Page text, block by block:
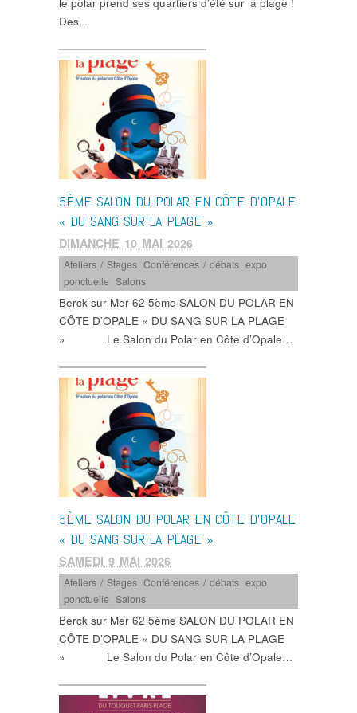
Des…
5ÈME SALON DU POLAR EN CÔTE D’OPALE
« DU SANG SUR LA PLAGE »
DIMANCHE 10 MAI 2026
Ateliers / Stages ,Conférences / débats ,expo
ponctuelle ,Salons
Berck sur Mer 62 5ème SALON DU POLAR EN
CÔTE D’OPALE « DU SANG SUR LA PLAGE
» Le Salon du Polar en Côte d’Opale…
5ÈME SALON DU POLAR EN CÔTE D’OPALE
« DU SANG SUR LA PLAGE »
SAMEDI 9 MAI 2026
Ateliers / Stages ,Conférences / débats ,expo
ponctuelle ,Salons
Berck sur Mer 62 5ème SALON DU POLAR EN
CÔTE D’OPALE « DU SANG SUR LA PLAGE
» Le Salon du Polar en Côte d’Opale…